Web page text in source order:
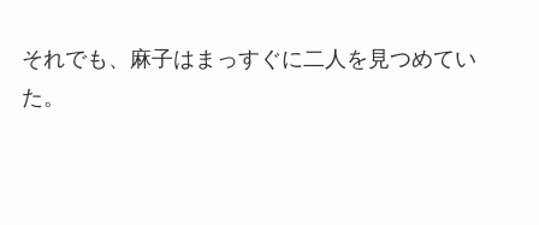
それでも、麻子はまっすぐに二人を見つめてい
た。